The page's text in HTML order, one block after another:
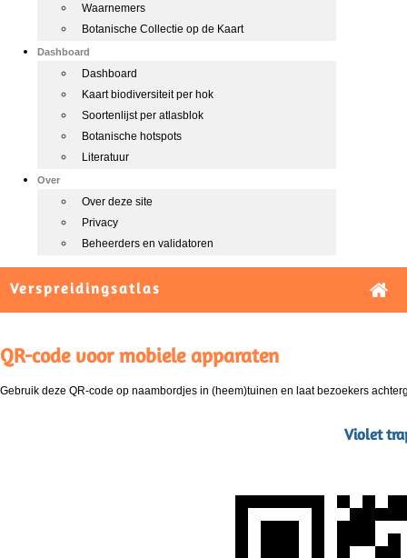
Waarnemers
Botanische Collectie op de Kaart
Dashboard
Dashboard
Kaart biodiversiteit per hok
Soortenlijst per atlasblok
Botanische hotspots
Literatuur
Over
Over deze site
Privacy
Beheerders en validatoren
Verspreidingsatlas
QR-code voor mobiele apparaten
Gebruik deze QR-code op naambordjes in (heem)tuinen en laat bezoekers
Violet